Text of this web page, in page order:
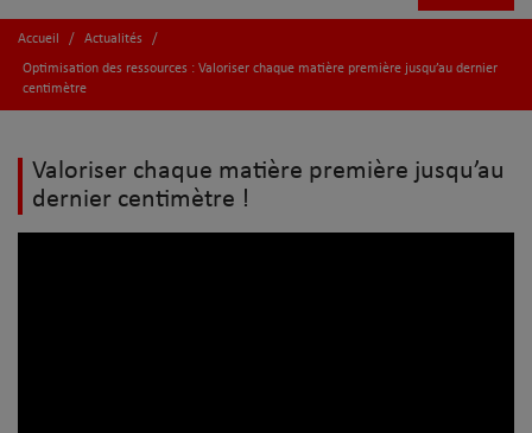
Accueil / Actualités /
Optimisation des ressources : Valoriser chaque matière première jusqu’au dernier
centimètre
Valoriser chaque matière première jusqu’au
dernier centimètre !